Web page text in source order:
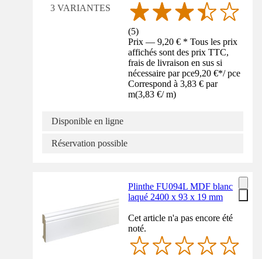
3 VARIANTES
(5)
Prix — 9,20 € * Tous les prix
affichés sont des prix TTC,
frais de livraison en sus si
nécessaire par pce9,20 €*/ pce
Correspond à 3,83 € par
m(3,83 €/ m)
Disponible en ligne
Réservation possible
Plinthe FU094L MDF blanc
laqué 2400 x 93 x 19 mm
Cet article n'a pas encore été
noté.